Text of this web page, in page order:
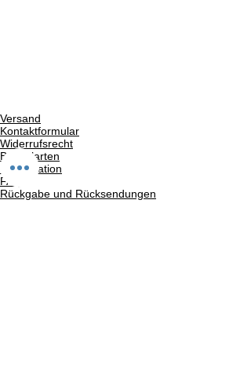
Versand
Kontaktformular
Widerrufsrecht
Bezahlarten
Reklamation
FAQ
Rückgabe und Rücksendungen